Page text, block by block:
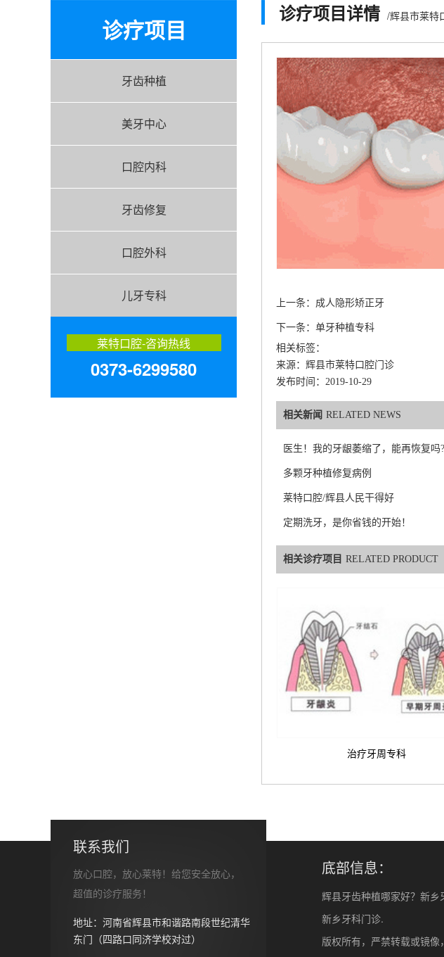
诊疗项目
牙齿种植
美牙中心
口腔内科
牙齿修复
口腔外科
儿牙专科
莱特口腔-咨询热线
0373-6299580
诊疗项目详情 /辉县市莱特
上一条： 成人隐形矫正牙
下一条： 单牙种植专科
相关标签：
来源：辉县市莱特口腔门诊
发布时间：2019-10-29
相关新闻 RELATED NEWS
医生！我的牙龈萎缩了，能再恢复吗?
多颗牙种植修复病例
莱特口腔/辉县人民干得好
定期洗牙，是你省钱的开始！
相关诊疗项目 RELATED PRODUCT
治疗牙周专科
联系我们
放心口腔，放心莱特！给您安全放心，
超值的诊疗服务！
地址：河南省辉县市和谐路南段世纪清华
东门（四路口同济学校对过）
底部信息：
辉县牙齿种植哪家好？新
新乡牙科门诊.
版权所有，严禁转载或镜像